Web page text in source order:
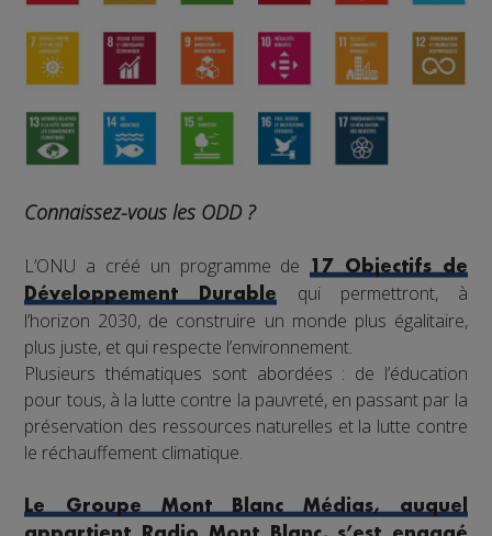
Connaissez-vous les ODD ?
L’ONU a créé un programme de17 Objectifs de
Développement Durable
qui permettront, à
l’horizon 2030, de construire un monde plus égalitaire,
plus juste, et qui respecte l’environnement.
Plusieurs thématiques sont abordées : de l’éducation
pour tous, à la lutte contre la pauvreté, en passant par la
préservation des ressources naturelles et la lutte contre
le réchauffement climatique.
Le Groupe Mont Blanc Médias, auquel